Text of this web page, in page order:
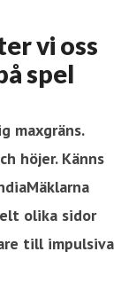
vi oss
spel
maxgräns.
höjer. Känns
olika sidor
till impulsiva